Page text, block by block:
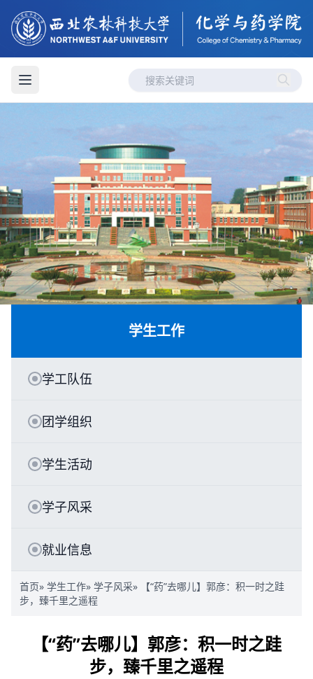
学生工作
学工队伍
团学组织
学生活动
学子风采
就业信息
首页» 学生工作» 学子风采» 【“药”去哪儿】郭彦：积一时之跬
步，臻千里之遥程
【“药”去哪儿】郭彦：积一时之跬
步，臻千里之遥程